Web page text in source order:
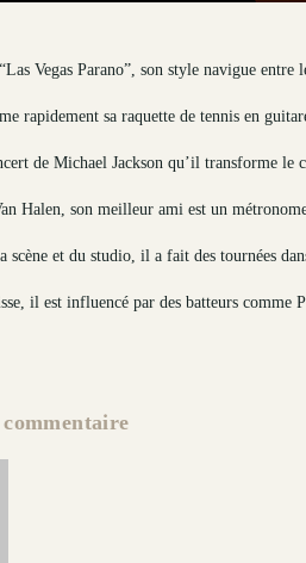
Vegas Parano”, son style navigue entre
rapidement sa raquette de tennis en
de Michael Jackson qu’il transforme
Halen, son meilleur ami est un
scène et du studio, il a fait des tournées
il est influencé par des batteurs comme